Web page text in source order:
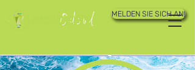
MELDEN SIE SICH AN!